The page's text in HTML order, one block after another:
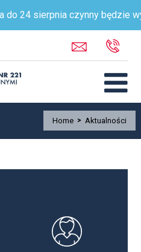
24 sierpnia czynny będzie
Home > Aktualności